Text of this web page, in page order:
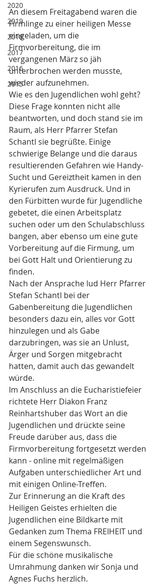
2020
2019
2018
2017
2016
2015
An diesem Freitagabend waren die
Firmlinge zu einer heiligen Messe
eingeladen, um die
Firmvorbereitung, die im
vergangenen März so jäh
unterbrochen werden musste,
wieder aufzunehmen.
Wie es den Jugendlichen wohl geht?
Diese Frage konnten nicht alle
beantworten, und doch stand sie im
Raum, als Herr Pfarrer Stefan
Schantl sie begrüßte. Einige
schwierige Belange und die daraus
resultierenden Gefahren wie Handy-
Sucht und Gereiztheit kamen in den
Kyrierufen zum Ausdruck. Und in
den Fürbitten wurde für Jugendliche
gebetet, die einen Arbeitsplatz
suchen oder um den Schulabschluss
bangen, aber ebenso um eine gute
Vorbereitung auf die Firmung, um
bei Gott Halt und Orientierung zu
finden.
Nach der Ansprache lud Herr Pfarrer
Stefan Schantl bei der
Gabenbereitung die Jugendlichen
besonders dazu ein, alles vor Gott
hinzulegen und als Gabe
darzubringen, was sie an Unlust,
Ärger und Sorgen mitgebracht
hatten, damit auch das gewandelt
würde.
Im Anschluss an die Eucharistiefeier
richtete Herr Diakon Franz
Reinhartshuber das Wort an die
Jugendlichen und drückte seine
Freude darüber aus, dass die
Firmvorbereitung fortgesetzt werden
kann - online mit regelmäßigen
Aufgaben unterschiedlicher Art und
mit einigen Online-Treffen.
Zur Erinnerung an die Kraft des
Heiligen Geistes erhielten die
Jugendlichen eine Bildkarte mit
Gedanken zum Thema FREIHEIT und
einem Segenswunsch.
Für die schöne musikalische
Umrahmung danken wir Sonja und
Agnes Fuchs herzlich.